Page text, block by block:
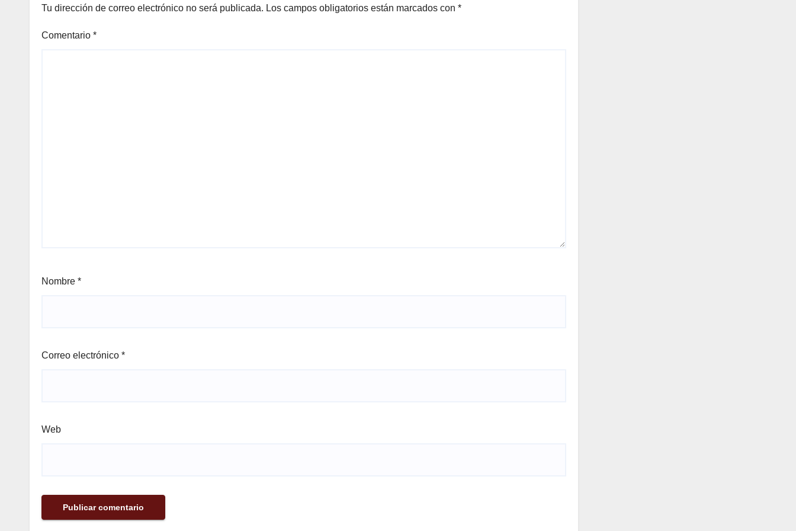
Tu dirección de correo electrónico no será publicada. Los campos obligatorios están marcados con *
Comentario *
Nombre *
Correo electrónico *
Web